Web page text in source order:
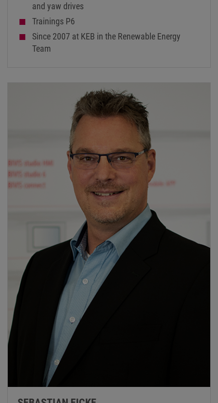
and yaw drives
Trainings P6
Since 2007 at KEB in the Renewable Energy
Team